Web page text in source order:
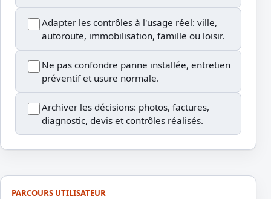
Adapter les contrôles à l'usage réel: ville,
autoroute, immobilisation, famille ou loisir.
Ne pas confondre panne installée, entretien
préventif et usure normale.
Archiver les décisions: photos, factures,
diagnostic, devis et contrôles réalisés.
PARCOURS UTILISATEUR